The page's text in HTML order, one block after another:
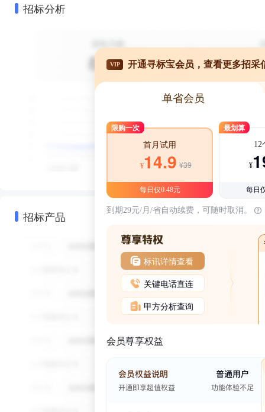
招标分析
招标产品
VIP 开通寻标宝会员，查看更多招采
单省会员
限购一次
首月试用
¥14.9 ¥39
每日仅0.48元
最划算
12
¥
每日
到期29元/月/省自动续费，可随时取消。
标讯详情查看
关键电话直连
甲方分析查询
会员尊享权益